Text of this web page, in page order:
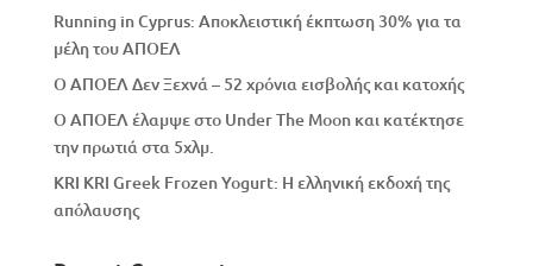
Running in Cyprus: Αποκλειστική έκπτωση 30% για τα
μέλη του ΑΠΟΕΛ
Ο ΑΠΟΕΛ Δεν Ξεχνά – 52 χρόνια εισβολής και κατοχής
Ο ΑΠΟΕΛ έλαμψε στο Under The Moon και κατέκτησε
την πρωτιά στα 5χλμ.
KRI KRI Greek Frozen Yogurt: Η ελληνική εκδοχή της
απόλαυσης